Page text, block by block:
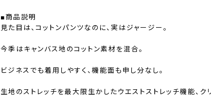
■商品説明
見た目は、コットンパンツなのに、実はジャージー。
今季はキャンバス地のコットン素材を混合。
ビジネスでも着用しやすく、機能面も申し分なし。
生地のストレッチを最大限生かしたウエストストレッチ機能、ク